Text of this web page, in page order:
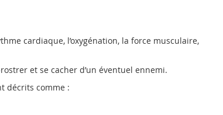
cardiaque, l’oxygénation, la force musculaire,
et se cacher d’un éventuel ennemi.
décrits comme :